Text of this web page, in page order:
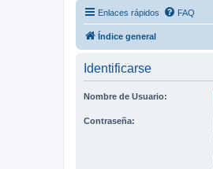
Enlaces rápidos FAQ
Índice general
Identificarse
Nombre de Usuario:
Contraseña: